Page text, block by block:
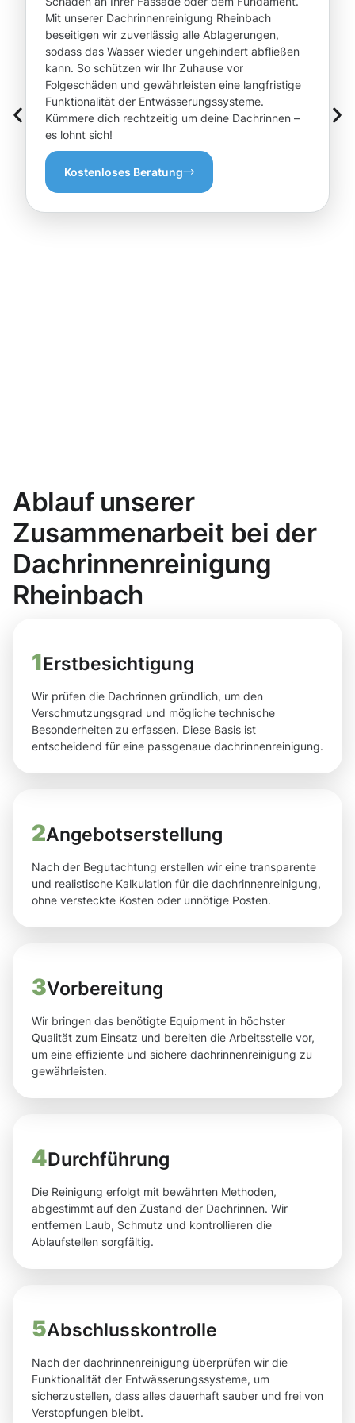
Mit unserer Dachrinnenreinigung Rheinbach
beseitigen wir zuverlässig alle Ablagerungen,
sodass das Wasser wieder ungehindert abfließen
kann. So schützen wir Ihr Zuhause vor
Folgeschäden und gewährleisten eine langfristige
Funktionalität der Entwässerungssysteme.
Kümmere dich rechtzeitig um deine Dachrinnen –
es lohnt sich!
Kostenloses Beratung
Ablauf unserer
Zusammenarbeit bei der
Dachrinnenreinigung
Rheinbach
1Erstbesichtigung
Wir prüfen die Dachrinnen gründlich, um den
Verschmutzungsgrad und mögliche technische
Besonderheiten zu erfassen. Diese Basis ist
entscheidend für eine passgenaue dachrinnenreinigung.
2Angebotserstellung
Nach der Begutachtung erstellen wir eine transparente
und realistische Kalkulation für die dachrinnenreinigung,
ohne versteckte Kosten oder unnötige Posten.
3Vorbereitung
Wir bringen das benötigte Equipment in höchster
Qualität zum Einsatz und bereiten die Arbeitsstelle vor,
um eine effiziente und sichere dachrinnenreinigung zu
gewährleisten.
4Durchführung
Die Reinigung erfolgt mit bewährten Methoden,
abgestimmt auf den Zustand der Dachrinnen. Wir
entfernen Laub, Schmutz und kontrollieren die
Ablaufstellen sorgfältig.
5Abschlusskontrolle
Nach der dachrinnenreinigung überprüfen wir die
Funktionalität der Entwässerungssysteme, um
sicherzustellen, dass alles dauerhaft sauber und frei von
Verstopfungen bleibt.